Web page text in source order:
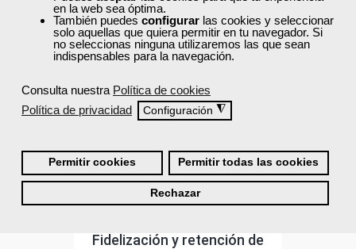
en la web sea óptima.
También puedes configurar las cookies y seleccionar
solo aquellas que quiera permitir en tu navegador. Si
no seleccionas ninguna utilizaremos las que sean
indispensables para la navegación.
Consulta nuestra Política de cookies
Política de privacidad
Configuración ◮
Permitir cookies Permitir todas las cookies
Rechazar
ONLINE
Formación 100%
subvencionada.
Para desempleados,
trabajadores y
autónomos.
-Servicios a las Empresas.
Cursos Femxa
Fidelización y retención de